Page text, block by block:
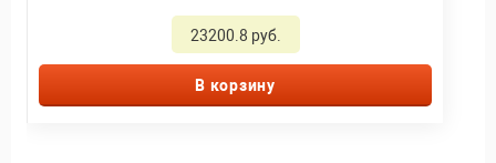
23200.8 руб.
В корзину